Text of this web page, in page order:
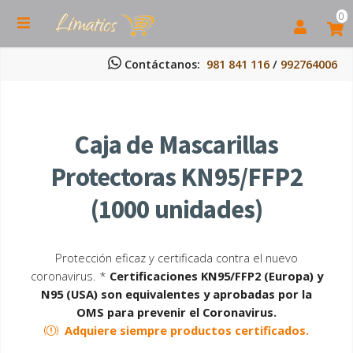
0
Contáctanos: 981 841 116 / 992764006
Caja de Mascarillas
Protectoras KN95/FFP2
(1000 unidades)
Protección eficaz y certificada contra el nuevo
coronavirus. * Certificaciones KN95/FFP2 (Europa) y
N95 (USA) son equivalentes y aprobadas por la
OMS para prevenir el Coronavirus.
Adquiere siempre productos certificados.